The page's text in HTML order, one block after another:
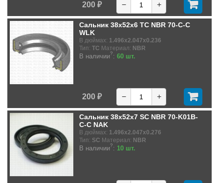
200 ₽ − +
Сальник 38x52x6 TC NBR 70-C-C
WLK
В дюймах: 1.496x2.047x0.236
Тип: TC Материал: NBR
В наличии?: 60 шт.
200 ₽ − +
Сальник 38x52x7 SC NBR 70-K01B-
C-C NAK
В дюймах: 1.496x2.047x0.276
Тип: SC Материал: NBR
В наличии?: 10 шт.